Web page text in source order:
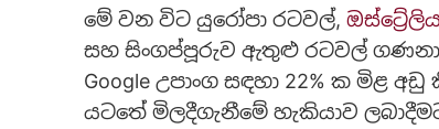
මේ වන විට යුරෝපා රටවල්,
සහ සිංගප්පූරුව ඇතුළු රටවල්
Google උපාංග සඳහා 22% ක මිළ
යටතේ මිලදීගැනීමේ හැකියාව